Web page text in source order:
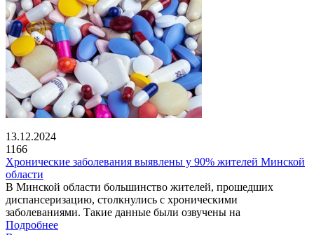
13.12.2024
1166
Хронические заболевания выявлены у 90% жителей Минской
области
В Минской области большинство жителей, прошедших
диспансеризацию, столкнулись с хроническими
заболеваниями. Такие данные были озвучены на
Подробнее